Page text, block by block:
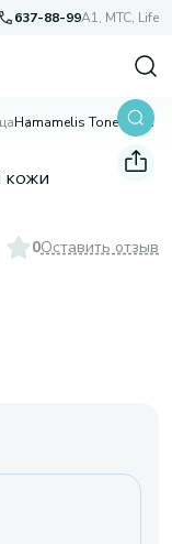
637-88-99A1, МТС, Life
Hamamelis Toner, 200 мл
кожи
0Оставить отзыв